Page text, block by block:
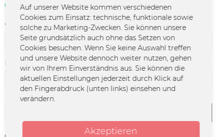
Sofort verfügbar | 3 - 4 Werktage
Größe:
Farbe:
Auf unserer Website kommen verschiedenen
Cookies zum Einsatz: technische, funktionale sowie
solche zu Marketing-Zwecken. Sie können unsere
Seite grundsätzlich auch ohne das Setzen von
Cookies besuchen. Wenn Sie keine Auswahl treffen
und unsere Website dennoch weiter nutzen, gehen
wir von Ihrem Einverständnis aus. Sie können die
aktuellen Einstellungen jederzeit durch Klick auf
den Fingerabdruck (unten links) einsehen und
verändern.
Akzeptieren